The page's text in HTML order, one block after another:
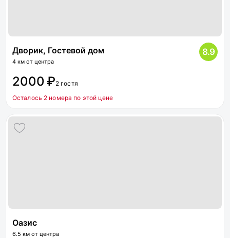
Дворик, Гостевой дом
4 км от центра
8.9
2000 ₽2 гостя
Осталось 2 номера по этой цене
Оазис
6.5 км от центра